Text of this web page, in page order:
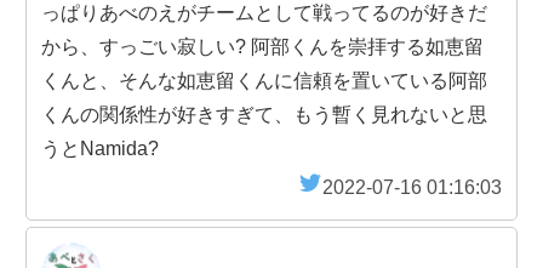
っぱりあべのえがチームとして戦ってるのが好きだ
から、すっごい寂しい? 阿部くんを崇拝する如恵留
くんと、そんな如恵留くんに信頼を置いている阿部
くんの関係性が好きすぎて、もう暫く見れないと思
うとNamida?
2022-07-16 01:16:03